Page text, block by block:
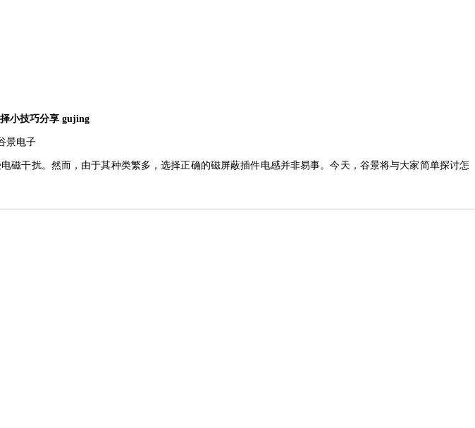
小技巧分享 gujing
景电子
磁干扰。然而，由于其种类繁多，选择正确的磁屏蔽插件电感并非易事。今天 ，谷景将与大家简单探讨怎